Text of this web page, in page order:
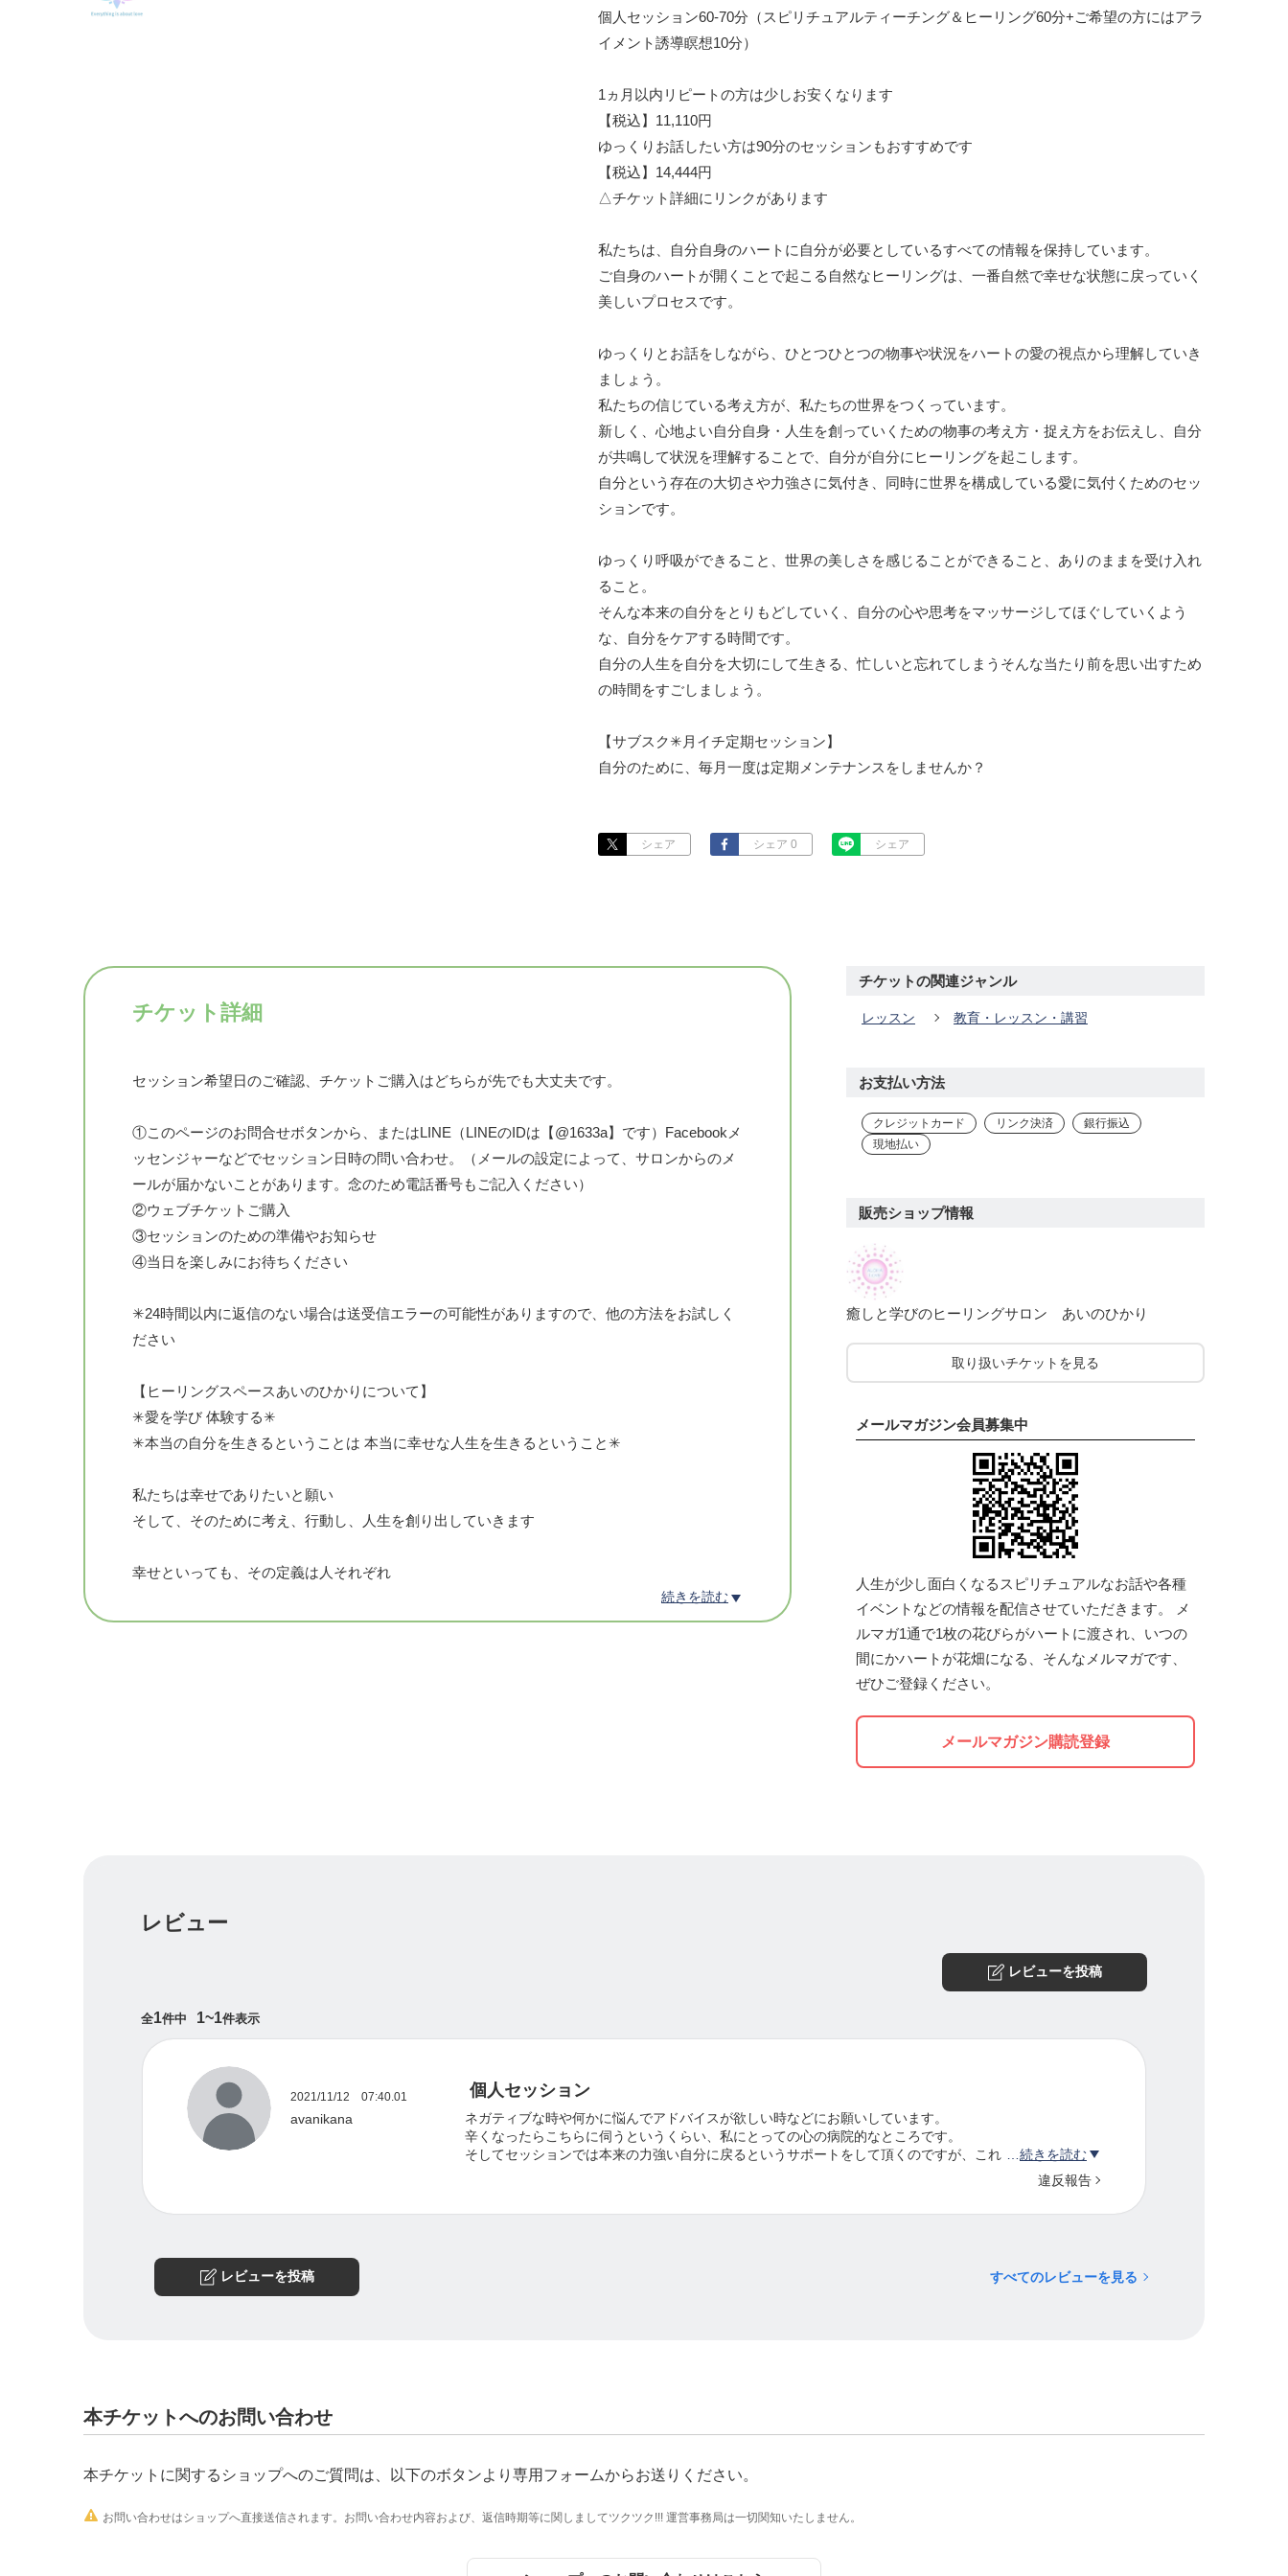
個人セッション60-70分（スピリチュアルティーチング＆ヒーリング60分+ご希望の方にはアラ
イメント誘導瞑想10分）
1ヵ月以内リピートの方は少しお安くなります
【税込】11,110円
ゆっくりお話したい方は90分のセッションもおすすめです
【税込】14,444円
△チケット詳細にリンクがあります
私たちは、自分自身のハートに自分が必要としているすべての情報を保持しています。
ご自身のハートが開くことで起こる自然なヒーリングは、一番自然で幸せな状態に戻っていく
美しいプロセスです。
ゆっくりとお話をしながら、ひとつひとつの物事や状況をハートの愛の視点から理解していき
ましょう。
私たちの信じている考え方が、私たちの世界をつくっています。
新しく、心地よい自分自身・人生を創っていくための物事の考え方・捉え方をお伝えし、自分
が共鳴して状況を理解することで、自分が自分にヒーリングを起こします。
自分という存在の大切さや力強さに気付き、同時に世界を構成している愛に気付くためのセッ
ションです。
ゆっくり呼吸ができること、世界の美しさを感じることができること、ありのままを受け入れ
ること。
そんな本来の自分をとりもどしていく、自分の心や思考をマッサージしてほぐしていくよう
な、自分をケアする時間です。
自分の人生を自分を大切にして生きる、忙しいと忘れてしまうそんな当たり前を思い出すため
の時間をすごしましょう。
【サブスク✳︎月イチ定期セッション】
自分のために、毎月一度は定期メンテナンスをしませんか？
シェア シェア 0 シェア
チケット詳細
セッション希望日のご確認、チケットご購入はどちらが先でも大丈夫です。
①このページのお問合せボタンから、またはLINE（LINEのIDは【@1633a】です）Facebookメ
ッセンジャーなどでセッション日時の問い合わせ。（メールの設定によって、サロンからのメ
ールが届かないことがあります。念のため電話番号もご記入ください）
②ウェブチケットご購入
③セッションのための準備やお知らせ
④当日を楽しみにお待ちください
✳︎24時間以内に返信のない場合は送受信エラーの可能性がありますので、他の方法をお試しく
ださい
【ヒーリングスペースあいのひかりについて】​
✳︎愛を学び 体験する✳︎
✳︎本当の自分を生きるということは 本当に幸せな人生を生きるということ✳︎
私たちは幸せでありたいと願い
そして、そのために考え、行動し、人生を創り出していきます
幸せといっても、その定義は人それぞれ
物や環境や状況によるものではなく​
そして自分自身の愛を思い出すガイドをさせていただきます
真実の自分への旅を続けている皆様に
自分を大切にしようと思い始めた皆様に
何かを越えていこう、変わろうとしているすべての皆様に
すべての創造の源であるソースの愛と光の中で
高次の無条件の愛のティーチング＆ヒーリングを提供させていただきます
✳︎なにかを変えていきたい、漠然とでもその必要があるように感じる
✳︎人間関係など（家族、友人、仕事）のバランスをとっていきたい
✳︎スピリチュアルな色々を学んだりしたけれど何か物足りない、
真実を探求したい、可能性をもっと開いていきたい
なんの知識がなくても、沢山の知識があっても、どんな方にも
続きを読む
チケットの関連ジャンル
レッスン 教育・レッスン・講習
お支払い方法
クレジットカード リンク決済
銀行振込
現地払い
販売ショップ情報
癒しと学びのヒーリングサロン あいのひかり
取り扱いチケットを見る
メールマガジン会員募集中
人生が少し面白くなるスピリチュアルなお話や各種
イベントなどの情報を配信させていただきます。 メ
ルマガ1通で1枚の花びらがハートに渡され、いつの
間にかハートが花畑になる、そんなメルマガです、
ぜひご登録ください。
メールマガジン購読登録
レビュー
レビューを投稿
全1件中 1~1件表示
2021/11/12 07:40.01
avanikana
個人セッション
ネガティブな時や何かに悩んでアドバイスが欲しい時などにお願いしています。
辛くなったらこちらに伺うというくらい、私にとっての心の病院的なところです。
そしてセッションでは本来の力強い自分に戻るというサポートをして頂くのですが、これが本当に凄い。
意識が変わったという事でしょうが、荒れたマインドは平穏を取り戻し、心も身体もとても穏やかな感覚
続きを読む
違反報告
レビューを投稿 すべてのレビューを見る
本チケットへのお問い合わせ
本チケットに関するショップへのご質問は、以下のボタンより専用フォームからお送りください。
 お問い合わせはショップへ直接送信されます。お問い合わせ内容および、返信時期等に関しましてツクツク!!! 運営事務局は一切関知いたしません。